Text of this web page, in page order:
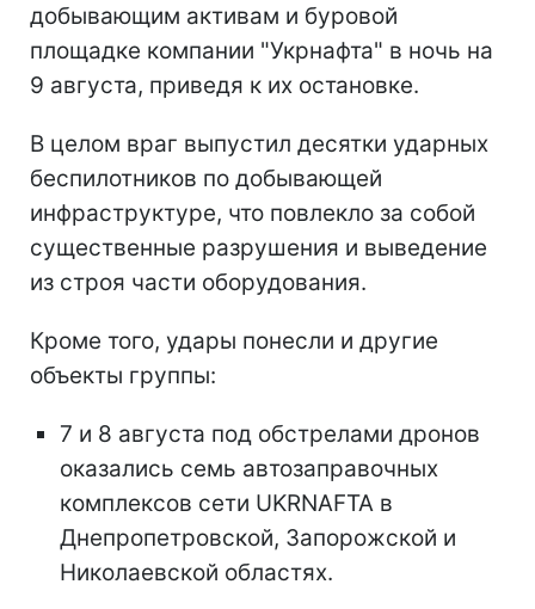
добывающим активам и буровой
площадке компании "Укрнафта" в ночь на
9 августа, приведя к их остановке.
В целом враг выпустил десятки ударных
беспилотников по добывающей
инфраструктуре, что повлекло за собой
существенные разрушения и выведение
из строя части оборудования.
Кроме того, удары понесли и другие
объекты группы:
7 и 8 августа под обстрелами дронов
оказались семь автозаправочных
комплексов сети UKRNAFTA в
Днепропетровской, Запорожской и
Николаевской областях.